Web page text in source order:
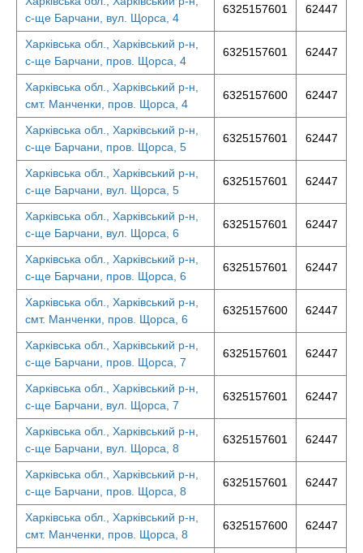
с-ще Барчани, вул. Щорса, 4
6325157601 62447
Харківська обл., Харківський р-н,
с-ще Барчани, пров. Щорса, 4
6325157601 62447
Харківська обл., Харківський р-н,
смт. Манченки, пров. Щорса, 4
6325157600 62447
Харківська обл., Харківський р-н,
с-ще Барчани, пров. Щорса, 5
6325157601 62447
Харківська обл., Харківський р-н,
с-ще Барчани, вул. Щорса, 5
6325157601 62447
Харківська обл., Харківський р-н,
с-ще Барчани, вул. Щорса, 6
6325157601 62447
Харківська обл., Харківський р-н,
с-ще Барчани, пров. Щорса, 6
6325157601 62447
Харківська обл., Харківський р-н,
смт. Манченки, пров. Щорса, 6
6325157600 62447
Харківська обл., Харківський р-н,
с-ще Барчани, пров. Щорса, 7
6325157601 62447
Харківська обл., Харківський р-н,
с-ще Барчани, вул. Щорса, 7
6325157601 62447
Харківська обл., Харківський р-н,
с-ще Барчани, вул. Щорса, 8
6325157601 62447
Харківська обл., Харківський р-н,
с-ще Барчани, пров. Щорса, 8
6325157601 62447
Харківська обл., Харківський р-н,
смт. Манченки, пров. Щорса, 8
6325157600 62447